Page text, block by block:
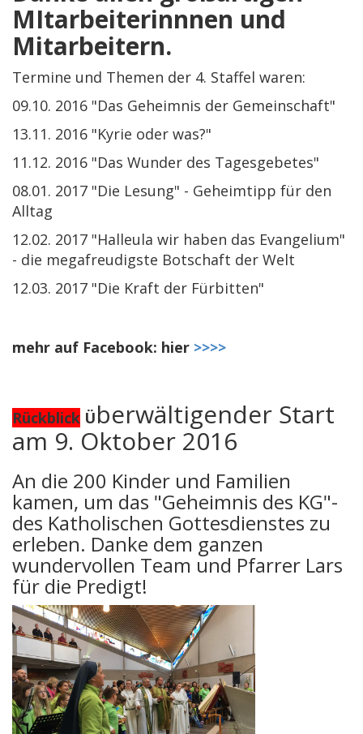
MItarbeiterinnnen und
Mitarbeitern.
Termine und Themen der 4. Staffel waren:
09.10. 2016 "Das Geheimnis der Gemeinschaft"
13.11. 2016 "Kyrie oder was?"
11.12. 2016 "Das Wunder des Tagesgebetes"
08.01. 2017 "Die Lesung" - Geheimtipp für den
Alltag
12.02. 2017 "Halleula wir haben das Evangelium"
- die megafreudigste Botschaft der Welt
12.03. 2017 "Die Kraft der Fürbitten"
mehr auf Facebook: hier >>>>
Rückblick Überwältigender Start
am 9. Oktober 2016
An die 200 Kinder und Familien
kamen, um das "Geheimnis des KG"-
des Katholischen Gottesdienstes zu
erleben. Danke dem ganzen
wundervollen Team und Pfarrer Lars
für die Predigt!